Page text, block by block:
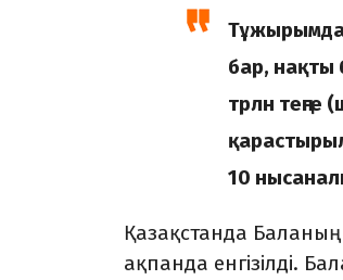
бар, нақты
трлн
10
Қазақстанда Баланың
ақпанда енгізілді.